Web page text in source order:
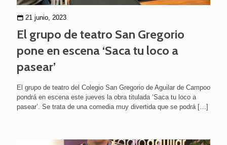
21 junio, 2023
El grupo de teatro San Gregorio
pone en escena ‘Saca tu loco a
pasear’
El grupo de teatro del Colegio San Gregorio de Aguilar de Campoo
pondrá en escena este jueves la obra titulada ‘Saca tu loco a
pasear’. Se trata de una comedia muy divertida que se podrá[…]